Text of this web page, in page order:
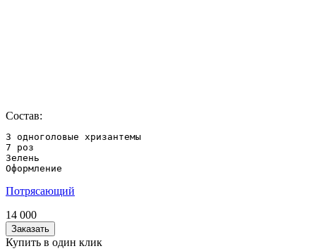
Состав:
3 одноголовые хризантемы
7 роз
Зелень
Оформление
Потрясающий
14 000
Заказать
Купить в один клик